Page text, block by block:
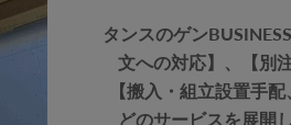
タンスのゲン
文への対応】、【別
【搬入・組立設置手
どのサービスを展開